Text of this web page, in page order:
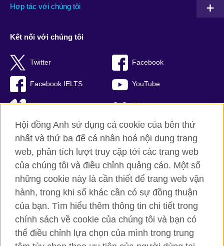
Hợp tác với chúng tôi
Kết nối với chúng tôi
Twitter Facebook
Facebook IELTS YouTube
Vimeo Flickr
RSS TikTok
Hội đồng Anh toàn cầu
Bảo mật thông tin và quy định sử dụng
Cookie
Sơ đồ trang
Hội đồng Anh sử dụng cả cookie của bên thứ
nhất và thứ ba để cá nhân hoá nội dung trang
web, phân tích lượt truy cập tới các trang web
của chúng tôi và điều chỉnh quảng cáo. Một số
những cookie này là cần thiết để trang web vận
hành, trong khi số khác cần có sự đồng thuận
của bạn. Tìm hiểu thêm thông tin chi tiết trong
chính sách về cookie của chúng tôi và bạn có
thể điều chỉnh lựa chọn của mình trong trung